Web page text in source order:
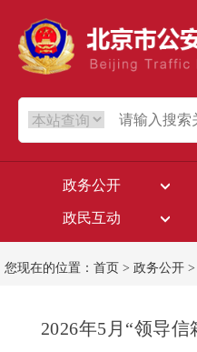
政务公开
政民互动
您现在的位置： 首页 > 政务公开 >
2026年5月“领导